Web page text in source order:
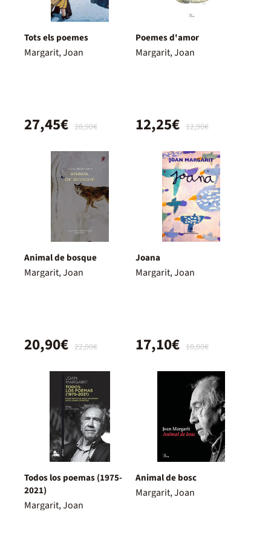
Tots els poemes
Margarit, Joan
28,90€
27,45€
Poemes d'amor
Margarit, Joan
12,90€
12,25€
Animal de bosque
Margarit, Joan
22,00€
20,90€
Joana
Margarit, Joan
18,00€
17,10€
Todos los poemas (1975-
2021)
Margarit, Joan
Animal de bosc
Margarit, Joan